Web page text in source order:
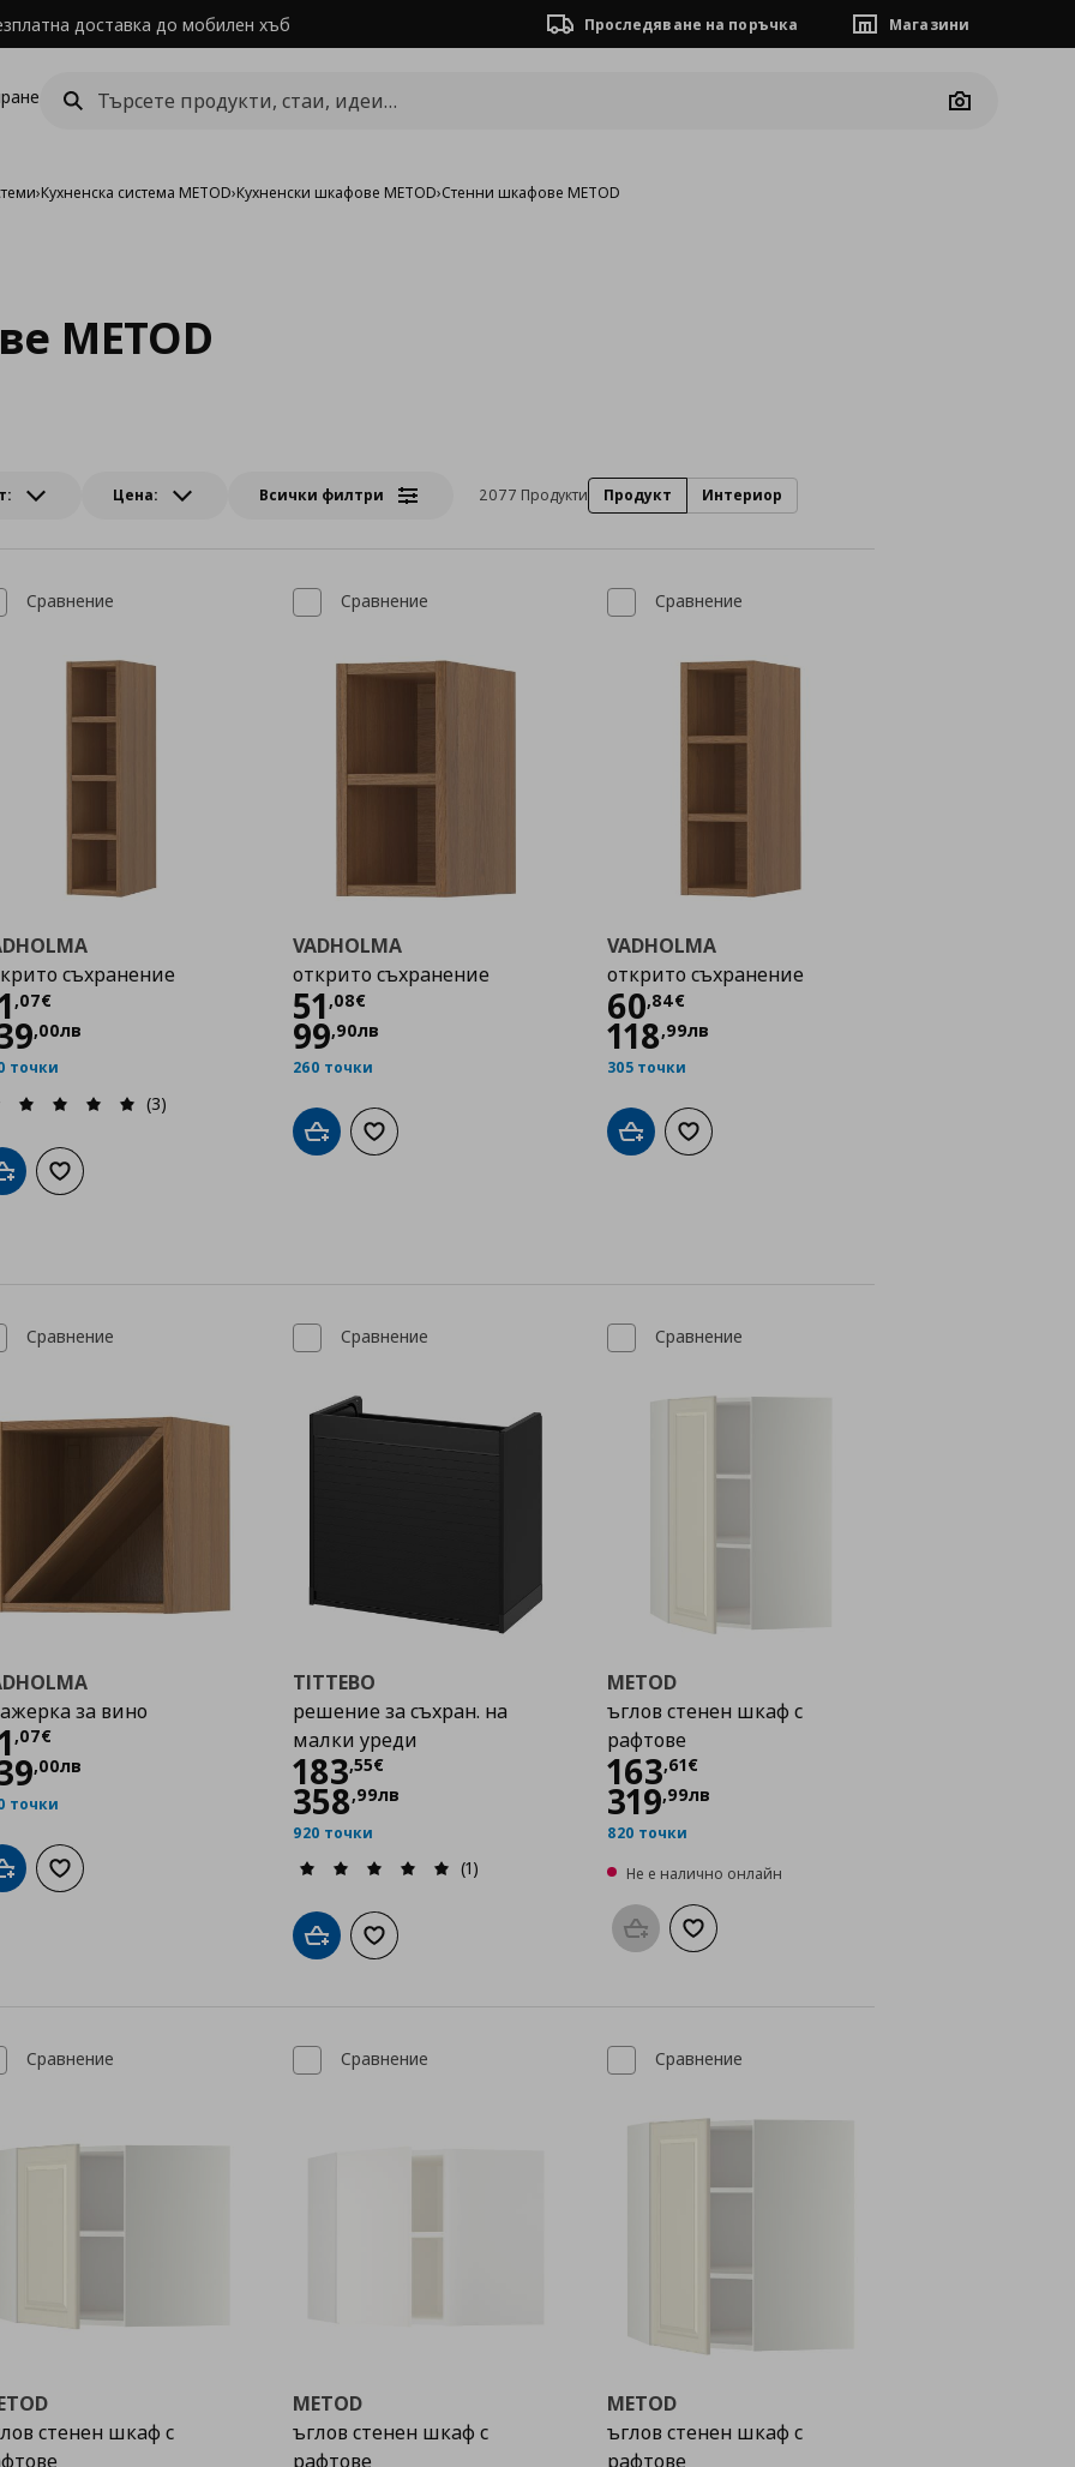
доставка до мобилен хъб Проследяване на поръчка Магазини
Camera
›Кухненска система METOD›Кухненски шкафове METOD›Стенни шкафове METOD
METOD
Цена: Всички филтри 2077 Продукти Продукт Интериор
Сравнение
съхранение
,07€
,00лв
точки
(3)
Добави в кошницата
Добави към списъка с любими
Сравнение
VADHOLMA
открито съхранение
51 ,08€
Цена
99,90лв
260 точки
Добави в кошницата
Добави към списъка с любими
Сравнение
VADHOLMA
открито съхранение
60,84€
Цена
118,99лв
305 точки
Добави в кошницата
Добави към списъка с любими
Сравнение
за вино
,07€
,00лв
точки
Добави в кошницата
Добави към списъка с любими
Сравнение
TITTEBO
решение за съхран. на
малки уреди
183,55€
Цена
358,99лв
920 точки
(1)
Добави в кошницата
Добави към списъка с любими
Сравнение
METOD
ъглов стенен шкаф с
рафтове
163,61€
Цена
319,99лв
820 точки
Не е налично онлайн
Προσθήκη στο καλάθι
Добави към списъка с любими
Сравнение
стенен шкаф с
Сравнение
METOD
ъглов стенен шкаф с
рафтове
Сравнение
METOD
ъглов стенен шкаф с
рафтове